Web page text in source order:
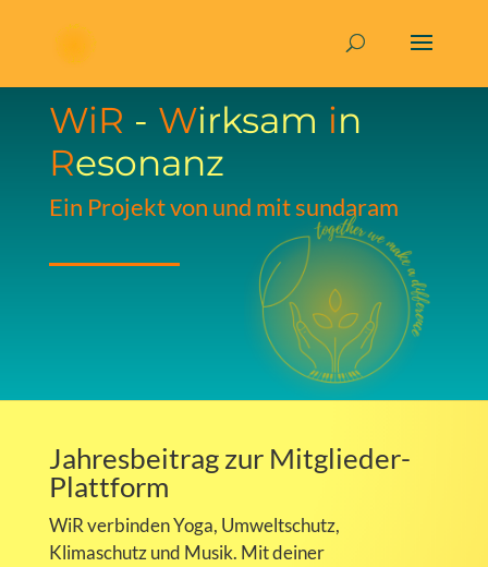
WiR - Wirksam in
Resonanz
Ein Projekt von und mit sundaram
Jahresbeitrag zur Mitglieder-
Plattform
WiR verbinden Yoga, Umweltschutz,
Klimaschutz und Musik. Mit deiner